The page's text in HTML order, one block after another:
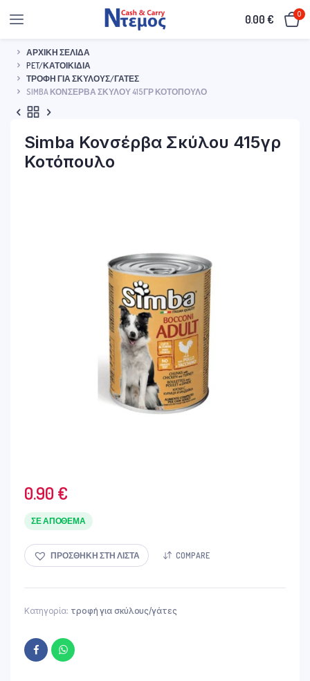
0.00€ 0
ΑΡΧΙΚΉ ΣΕΛΊΔΑ
PET/ΚΑΤΟΙΚΊΔΙΑ
ΤΡΟΦΉ ΓΙΑ ΣΚΎΛΟΥΣ/ΓΆΤΕΣ
SIMBA ΚΟΝΣΈΡΒΑ ΣΚΎΛΟΥ 415ΓΡ ΚΟΤΌΠΟΥΛΟ
Simba Κονσέρβα Σκύλου 415γρ
Κοτόπουλο
0.90 €
ΣΕ ΑΠΌΘΕΜΑ
ΠΡΟΣΘΉΚΗ ΣΤΗ ΛΊΣΤΑ COMPARE
Κατηγορία: τροφή για σκύλους/γάτες